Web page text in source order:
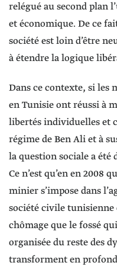
relégué au second plan
et économique. De ce
société est loin d’être
à étendre la logique
Dans ce contexte, si les
en Tunisie ont réussi à
libertés individuelles et
régime de Ben Ali et à
la question sociale a été
Ce n’est qu’en en 2008
minier s’impose dans
société civile tunisienne
chômage que le fossé
organisée du reste des
transforment en